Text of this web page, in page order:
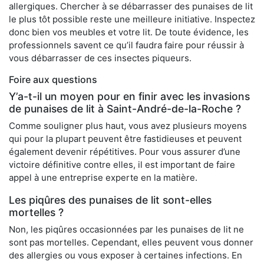
allergiques. Chercher à se débarrasser des punaises de lit
le plus tôt possible reste une meilleure initiative. Inspectez
donc bien vos meubles et votre lit. De toute évidence, les
professionnels savent ce qu’il faudra faire pour réussir à
vous débarrasser de ces insectes piqueurs.
Foire aux questions
Y’a-t-il un moyen pour en finir avec les invasions
de punaises de lit à Saint-André-de-la-Roche ?
Comme souligner plus haut, vous avez plusieurs moyens
qui pour la plupart peuvent être fastidieuses et peuvent
également devenir répétitives. Pour vous assurer d’une
victoire définitive contre elles, il est important de faire
appel à une entreprise experte en la matière.
Les piqûres des punaises de lit sont-elles
mortelles ?
Non, les piqûres occasionnées par les punaises de lit ne
sont pas mortelles. Cependant, elles peuvent vous donner
des allergies ou vous exposer à certaines infections. En